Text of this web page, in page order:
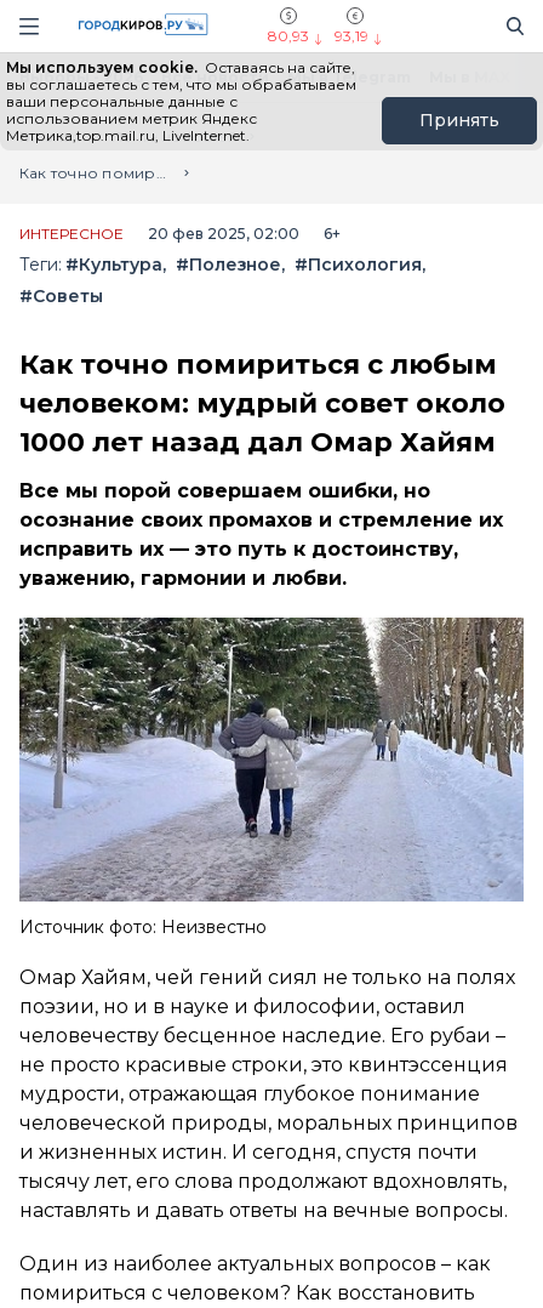
Навигация сайта
80,93 93,19
Мы используем cookie. Оставаясь на сайте,
вы соглашаетесь с тем, что мы обрабатываем
ваши персональные данные с
использованием метрик Яндекс
Метрика,top.mail.ru, LiveInternet.
Принять
Выборы - 2026 Все новости Мы в Telegram
Главная
Лента новостей
Как точно помириться с любым человеком: мудрый совет около 1000 лет назад дал Омар Хайям
ИНТЕРЕСНОЕ 20 фев 2025, 02:00 6+
Теги: #Культура #Полезное
#Психология
#Советы
Как точно помириться с любым
человеком: мудрый совет около
1000 лет назад дал Омар Хайям
Все мы порой совершаем ошибки, но
осознание своих промахов и стремление их
исправить их — это путь к достоинству,
уважению, гармонии и любви.
Источник фото: Неизвестно
Омар Хайям, чей гений сиял не только на полях
поэзии, но и в науке и философии, оставил
человечеству бесценное наследие. Его рубаи –
не просто красивые строки, это квинтэссенция
мудрости, отражающая глубокое понимание
человеческой природы, моральных принципов
и жизненных истин. И сегодня, спустя почти
тысячу лет, его слова продолжают вдохновлять,
наставлять и давать ответы на вечные вопросы.
Один из наиболее актуальных вопросов – как
помириться с человеком? Как восстановить